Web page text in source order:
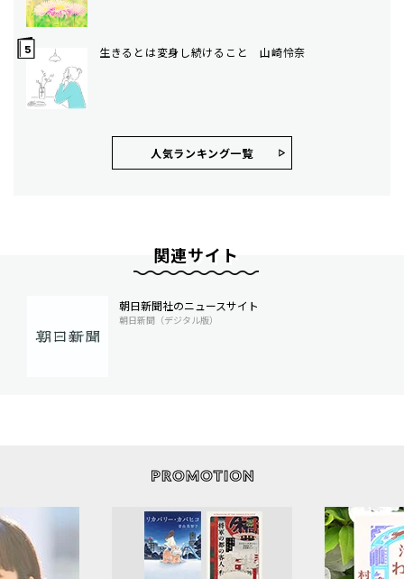
生きるとは変身し続けること 山崎怜奈
人気ランキング⼀覧
関連サイト
朝日新聞社のニュースサイト
朝日新聞（デジタル版）